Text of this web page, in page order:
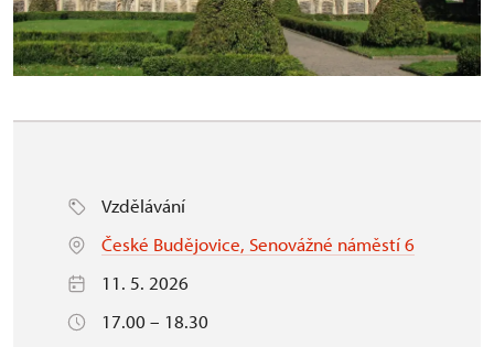
Vzdělávání
České Budějovice, Senovážné náměstí 6
11. 5. 2026
17.00 – 18.30